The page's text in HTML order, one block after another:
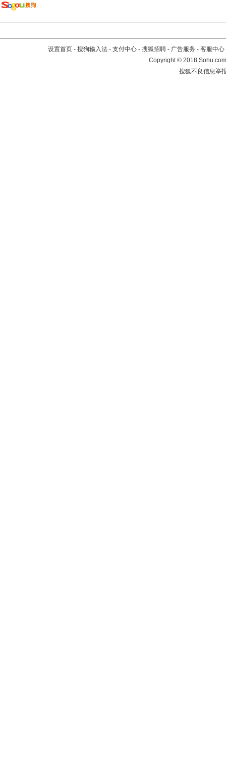
设置首页 - 搜狗输入法 - 支付中心 - 搜狐招聘 - 广告服务 - 客服中心
Copyright©2018
搜狐不良信息举